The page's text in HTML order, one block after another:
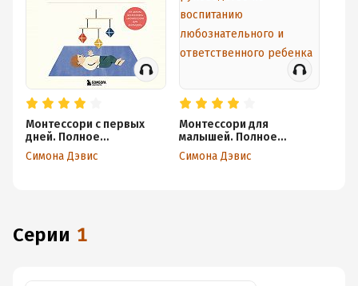
Монтессори с первых
дней. Полное
руководство по
воспитанию с любовью,
Симона Дэвис
Монтессори для
малышей. Полное
руководство по
воспитанию
Симона Дэвис
Серии 1